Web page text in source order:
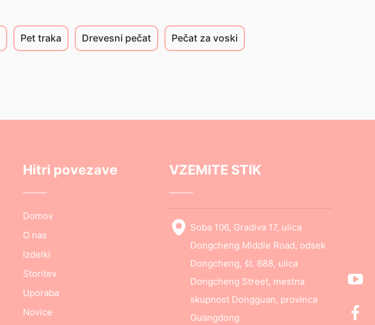
Pet traka Drevesni pečat Pečat za voski
Hitri povezave
Domov
O nas
Izdelki
Storitev
Uporaba
Novice
VZEMITE STIK
Soba 106, Gradiva 17, ulica
Dongcheng Middle Road, odsek
Dongcheng, št. 688, ulica
Dongcheng Street, mestna
skupnost Dongguan, provinca
Guangdong